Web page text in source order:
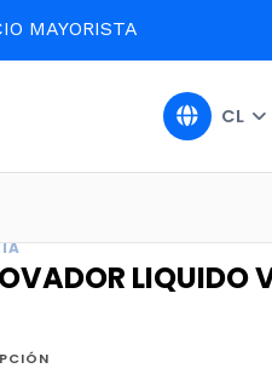
MAYORISTA
CL